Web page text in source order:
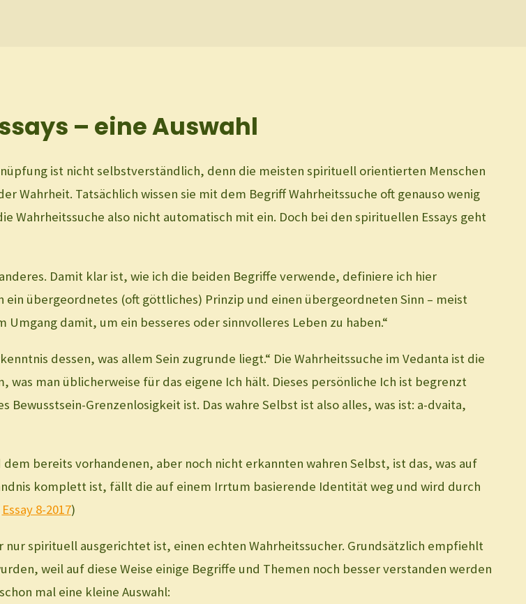
– eine Auswahl
ist nicht selbstverständlich, denn die meisten spirituell orientierten Menschen
Wahrheit. Tatsächlich wissen sie mit dem Begriff Wahrheitssuche oft genauso wenig
also nicht automatisch mit ein. Doch bei den spirituellen Essays geht
Damit klar ist, wie ich die beiden Begriffe verwende, definiere ich hier
übergeordnetes (oft göttliches) Prinzip und einen übergeordneten Sinn – meist
damit, um ein besseres oder sinnvolleres Leben zu haben.“
dessen, was allem Sein zugrunde liegt.“ Die Wahrheitssuche im Vedanta ist die
was man üblicherweise für das eigene Ich hält. Dieses persönliche Ich ist begrenzt
Bewusstsein-Grenzenlosigkeit ist. Das wahre Selbst ist also alles, was ist: a-dvaita,
bereits vorhandenen, aber noch nicht erkannten wahren Selbst, ist das, was auf
komplett ist, fällt die auf einem Irrtum basierende Identität weg und wird durch
Essay 8-2017)
nur spirituell ausgerichtet ist, einen echten Wahrheitssucher. Grundsätzlich empfiehlt
weil auf diese Weise einige Begriffe und Themen noch besser verstanden werden
mal eine kleine Auswahl: